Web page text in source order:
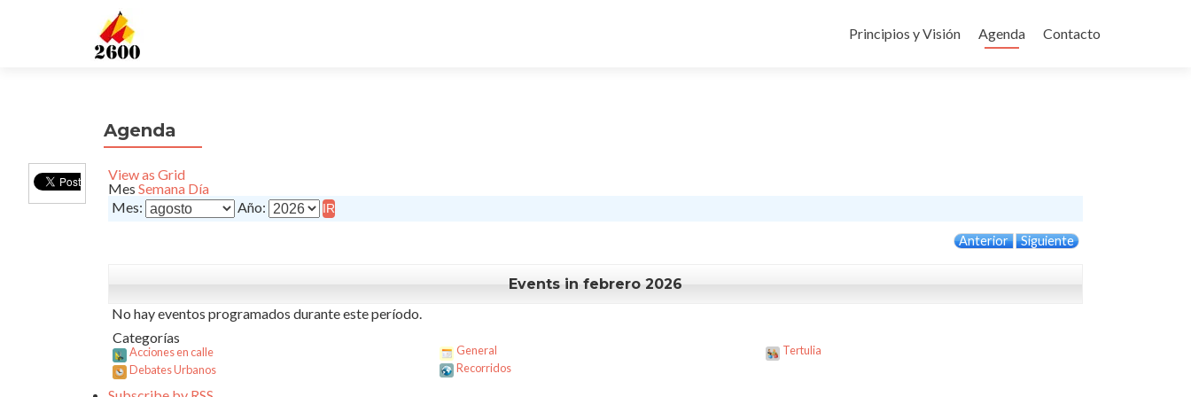
al
Principios y Visión Agenda Contacto
Agenda
View as Grid
Mes Semana Día
Mes:
Año:
Anterior Siguiente
Events in febrero 2026
No hay eventos programados durante este período.
Categorías
Acciones en calle
Debates Urbanos
General
Recorridos
Tertulia